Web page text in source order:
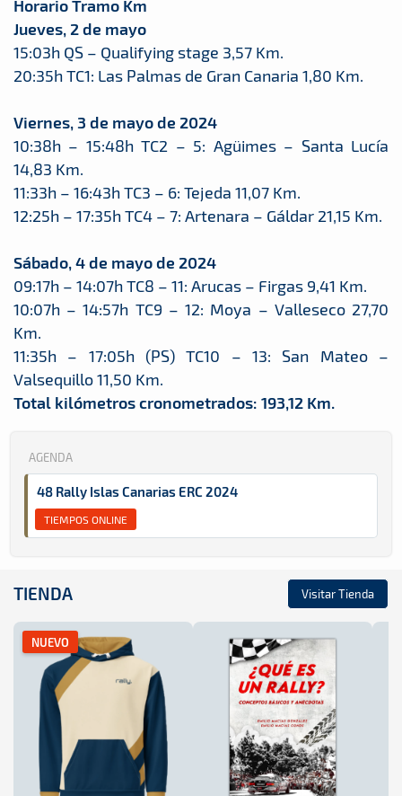
Horario Tramo Km
Jueves, 2 de mayo
15:03h QS – Qualifying stage 3,57 Km.
20:35h TC1: Las Palmas de Gran Canaria 1,80 Km.
Viernes, 3 de mayo de 2024
10:38h – 15:48h TC2 – 5: Agüimes – Santa Lucía
14,83 Km.
11:33h – 16:43h TC3 – 6: Tejeda 11,07 Km.
12:25h – 17:35h TC4 – 7: Artenara – Gáldar 21,15 Km.
Sábado, 4 de mayo de 2024
09:17h – 14:07h TC8 – 11: Arucas – Firgas 9,41 Km.
10:07h – 14:57h TC9 – 12: Moya – Valleseco 27,70
Km.
11:35h – 17:05h (PS) TC10 – 13: San Mateo –
Valsequillo 11,50 Km.
Total kilómetros cronometrados: 193,12 Km.
AGENDA
48 Rally Islas Canarias ERC 2024
TIEMPOS ONLINE
TIENDA Visitar Tienda
NUEVO